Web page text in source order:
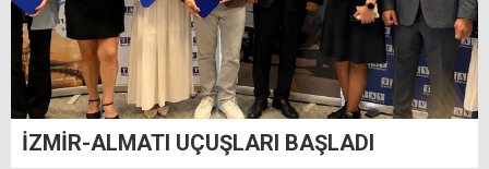
İZMİR-ALMATI UÇUŞLARI BAŞLADI